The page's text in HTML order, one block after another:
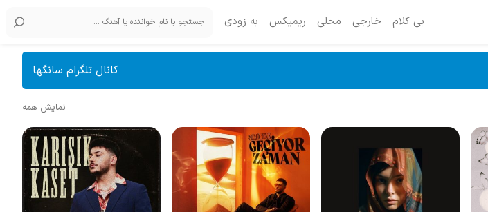
بی کلام خارجی محلی ریمیکس به زودی
کانال تلگرام سانگها
نمایش همه